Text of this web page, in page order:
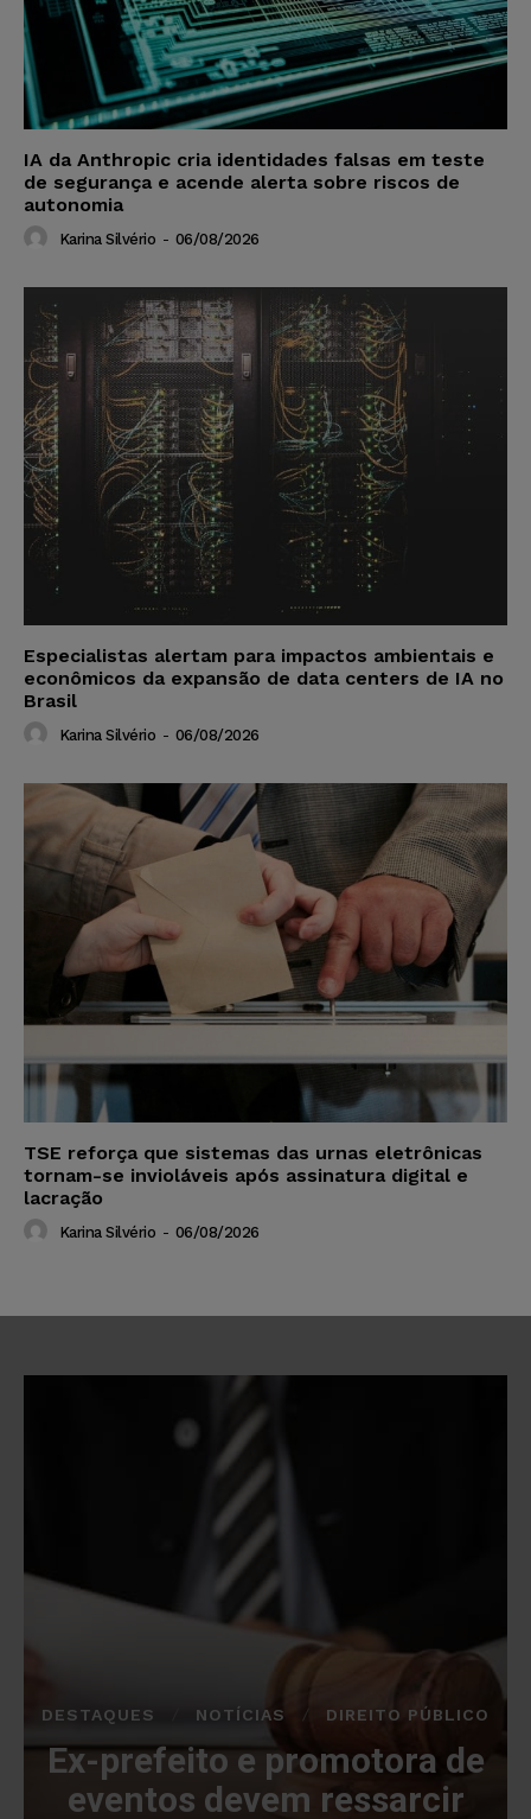
IA da Anthropic cria identidades falsas em teste
de segurança e acende alerta sobre riscos de
autonomia
Karina Silvério - 06/08/2026
Especialistas alertam para impactos ambientais e
econômicos da expansão de data centers de IA no
Brasil
Karina Silvério - 06/08/2026
TSE reforça que sistemas das urnas eletrônicas
tornam-se invioláveis após assinatura digital e
lacração
Karina Silvério - 06/08/2026